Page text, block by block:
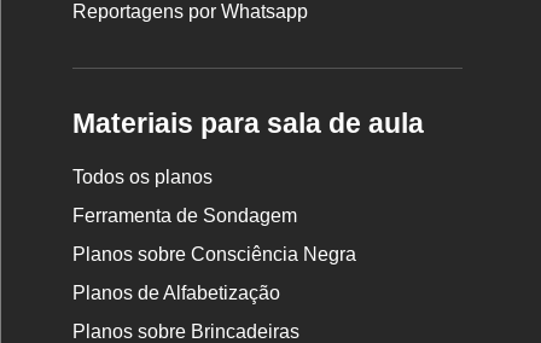
Reportagens por Whatsapp
Materiais para sala de aula
Todos os planos
Ferramenta de Sondagem
Planos sobre Consciência Negra
Planos de Alfabetização
Planos sobre Brincadeiras